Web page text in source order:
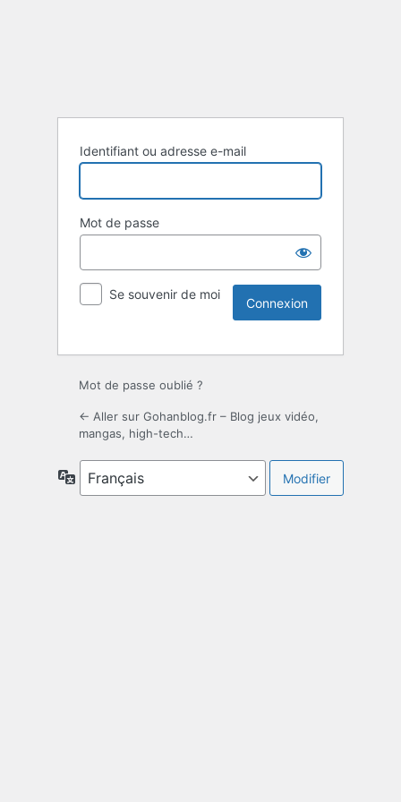
Identifiant ou adresse e-mail
Mot de passe
Se souvenir de moi
Mot de passe oublié ?
← Aller sur Gohanblog.fr – Blog jeux vidéo,
mangas, high-tech…
Langue